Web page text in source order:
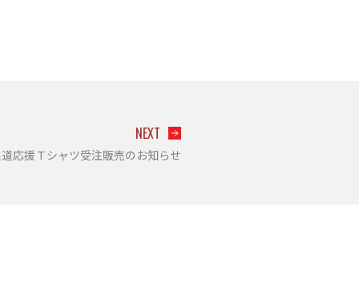
NEXT
道応援Ｔシャツ受注販売のお知らせ